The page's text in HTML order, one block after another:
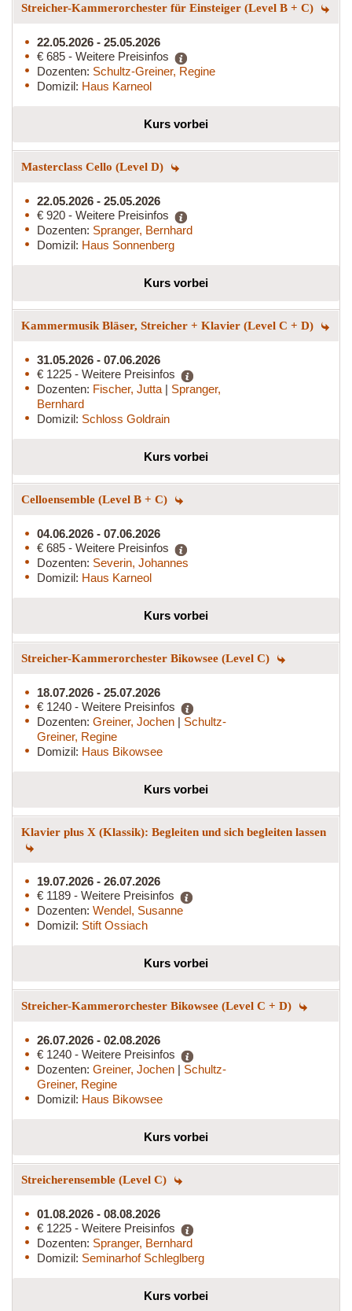
Streicher-Kammerorchester für Einsteiger (Level B + C)
22.05.2026 - 25.05.2026
€ 685 - Weitere Preisinfos
Dozenten: Schultz-Greiner, Regine
Domizil: Haus Karneol
Kurs vorbei
Masterclass Cello (Level D)
22.05.2026 - 25.05.2026
€ 920 - Weitere Preisinfos
Dozenten: Spranger, Bernhard
Domizil: Haus Sonnenberg
Kurs vorbei
Kammermusik Bläser, Streicher + Klavier (Level C + D)
31.05.2026 - 07.06.2026
€ 1225 - Weitere Preisinfos
Dozenten: Fischer, Jutta | Spranger,
Bernhard
Domizil: Schloss Goldrain
Kurs vorbei
Celloensemble (Level B + C)
04.06.2026 - 07.06.2026
€ 685 - Weitere Preisinfos
Dozenten: Severin, Johannes
Domizil: Haus Karneol
Kurs vorbei
Streicher-Kammerorchester Bikowsee (Level C)
18.07.2026 - 25.07.2026
€ 1240 - Weitere Preisinfos
Dozenten: Greiner, Jochen | Schultz-
Greiner, Regine
Domizil: Haus Bikowsee
Kurs vorbei
Klavier plus X (Klassik): Begleiten und sich begleiten lassen
19.07.2026 - 26.07.2026
€ 1189 - Weitere Preisinfos
Dozenten: Wendel, Susanne
Domizil: Stift Ossiach
Kurs vorbei
Streicher-Kammerorchester Bikowsee (Level C + D)
26.07.2026 - 02.08.2026
€ 1240 - Weitere Preisinfos
Dozenten: Greiner, Jochen | Schultz-
Greiner, Regine
Domizil: Haus Bikowsee
Kurs vorbei
Streicherensemble (Level C)
01.08.2026 - 08.08.2026
€ 1225 - Weitere Preisinfos
Dozenten: Spranger, Bernhard
Domizil: Seminarhof Schleglberg
Kurs vorbei